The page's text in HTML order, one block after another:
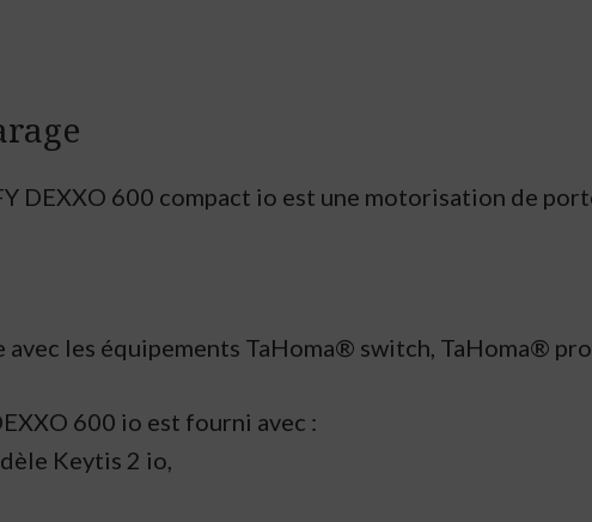
DEXXO 600 compact io est une motorisation de
les équipements TaHoma® switch, TaHoma®
600 io est fourni avec :
Keytis 2 io,